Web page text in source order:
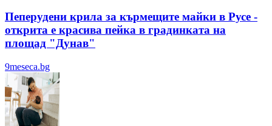
Пеперудени крила за кърмещите майки в Русе -
открита е красива пейка в градинката на
площад "Дунав"
9meseca.bg